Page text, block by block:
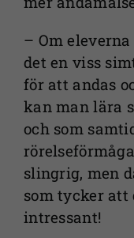
– Om
det en viss
för att andas
kan man lära
och som
slingrig, men
som tycker
intressant!